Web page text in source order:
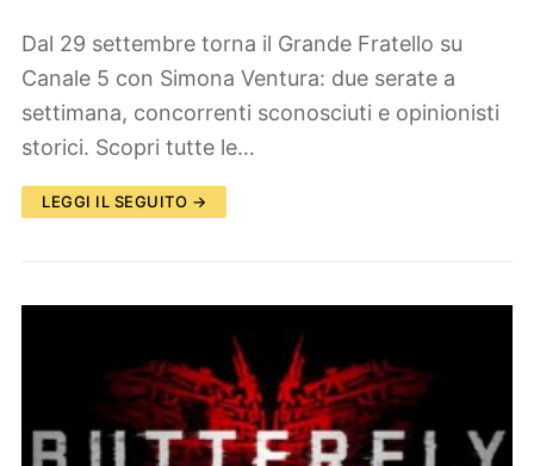
Dal 29 settembre torna il Grande Fratello su
Canale 5 con Simona Ventura: due serate a
settimana, concorrenti sconosciuti e opinionisti
storici. Scopri tutte le…
LEGGI IL SEGUITO →